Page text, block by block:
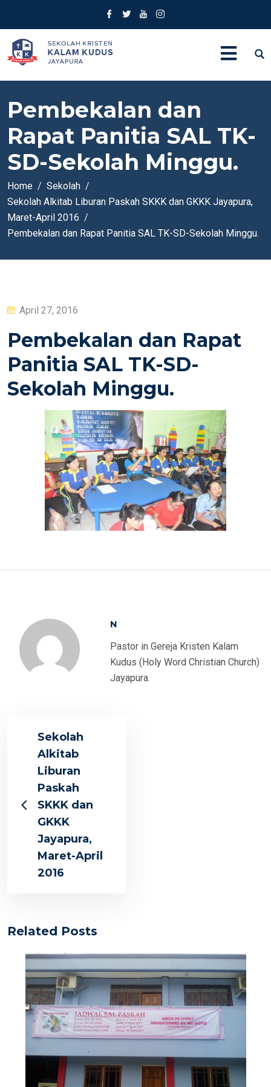
Pembekalan dan
Rapat Panitia SAL TK-
SD-Sekolah Minggu.
Home
Sekolah
Sekolah Alkitab Liburan Paskah SKKK dan GKKK Jayapura,
Maret-April 2016
Pembekalan dan Rapat Panitia SAL TK-SD-Sekolah Minggu.
Posted
April 27, 2016
Pembekalan dan Rapat
Panitia SAL TK-SD-
Sekolah Minggu.
N
Pastor in Gereja Kristen Kalam
Kudus (Holy Word Christian Church)
Jayapura.
Sekolah
Alkitab
Liburan
Paskah
SKKK dan
GKKK
Jayapura,
Maret-April
2016
Related Posts